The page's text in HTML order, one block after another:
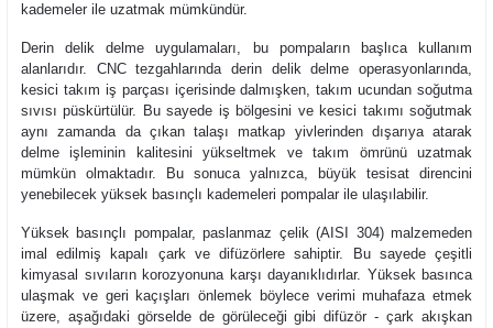
kademeler ile uzatmak mümkündür.
Derin delik delme uygulamaları, bu pompaların başlıca kullanım
alanlarıdır. CNC tezgahlarında derin delik delme operasyonlarında,
kesici takım iş parçası içerisinde dalmışken, takım ucundan soğutma
sıvısı püskürtülür. Bu sayede iş bölgesini ve kesici takımı soğutmak
aynı zamanda da çıkan talaşı matkap yivlerinden dışarıya atarak
delme işleminin kalitesini yükseltmek ve takım ömrünü uzatmak
mümkün olmaktadır. Bu sonuca yalnızca, büyük tesisat direncini
yenebilecek yüksek basınçlı kademeleri pompalar ile ulaşılabilir.
Yüksek basınçlı pompalar, paslanmaz çelik (AISI 304) malzemeden
imal edilmiş kapalı çark ve difüzörlere sahiptir. Bu sayede çeşitli
kimyasal sıvıların korozyonuna karşı dayanıklıdırlar. Yüksek basınca
ulaşmak ve geri kaçışları önlemek böylece verimi muhafaza etmek
üzere, aşağıdaki görselde de görüleceği gibi difüzör - çark akışkan